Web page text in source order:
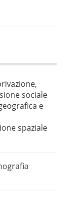
sociale
e
spaziale